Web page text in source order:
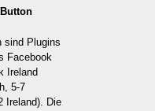
sind Plugins
Facebook
Ireland
5-7
Ireland). Die